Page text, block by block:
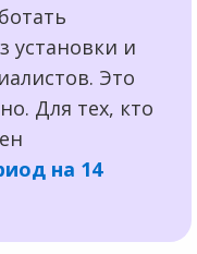
установки и
Это
Для тех, кто
на 14